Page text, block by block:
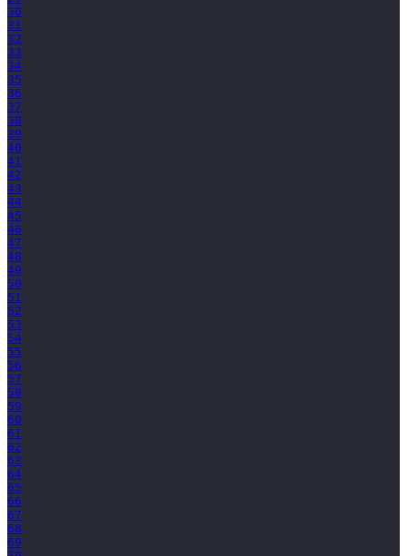
30
31
32
33
34
35
36
37
38
39
40
41
42
43
44
45
46
47
48
49
50
51
52
53
54
55
56
57
58
59
60
61
62
63
64
65
66
67
68
69